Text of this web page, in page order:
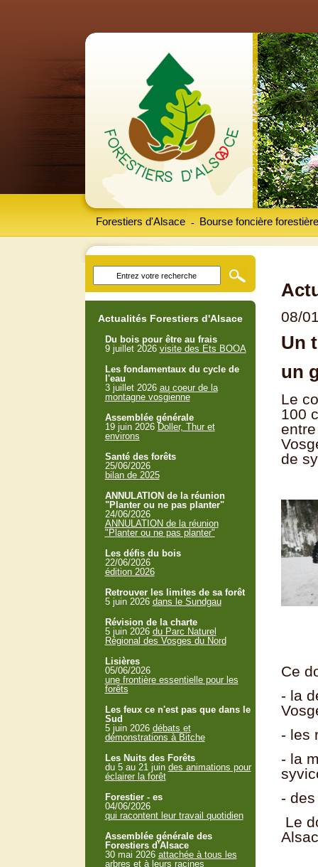
Forestiers d'Alsace Bourse foncière forestière
-
08/
Un
un
Le
100
de
Ce
- la
- les
- la
-
Le
Actualités Forestiers d'Alsace
Du bois pour être au frais
9 juillet 2026 visite des Ets BOOA
Les fondamentaux du cycle de
l'eau
3 juillet 2026 au coeur de la
montagne vosgienne
Assemblée générale
19 juin 2026 Doller, Thur et
environs
Santé des forêts
25/06/2026
bilan de 2025
ANNULATION de la réunion
"Planter ou ne pas planter"
24/06/2026
ANNULATION de la réunion
"Planter ou ne pas planter"
Les défis du bois
22/06/2026
édition 2026
Retrouver les limites de sa forêt
5 juin 2026 dans le Sundgau
Révision de la charte
5 juin 2026 du Parc Naturel
Régional des Vosges du Nord
Lisières
05/06/2026
une frontière essentielle pour les
forêts
Les feux ce n'est pas que dans le
Sud
5 juin 2026 débats et
démonstrations à Bitche
Les Nuits des Forêts
du 5 au 21 juin des animations pour
éclairer la forêt
Forestier - es
04/06/2026
qui racontent leur travail quotidien
Assemblée générale des
Forestiers d'Alsace
30 mai 2026 attachée à tous les
arbres et à leurs racines